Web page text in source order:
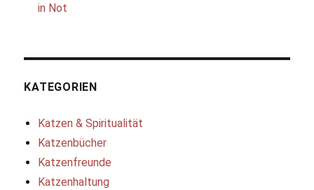
in Not
KATEGORIEN
Katzen & Spiritualität
Katzenbücher
Katzenfreunde
Katzenhaltung